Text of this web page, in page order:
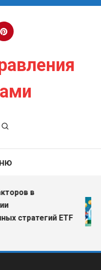
в
стратегий ETF